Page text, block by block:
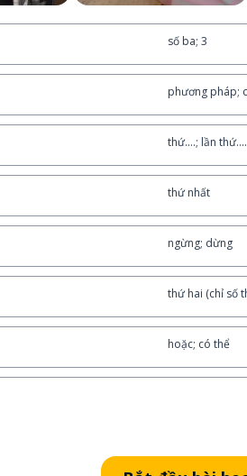
số ba; 3
phương pháp;
thứ....; lần thứ....
thứ nhất
ngừng; dừng
thứ hai (chỉ số
hoặc; có thể